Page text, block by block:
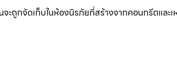
ถูกจัดเก็บในห้องนิรภัยที่สร้างจากคอนกรีตและเ